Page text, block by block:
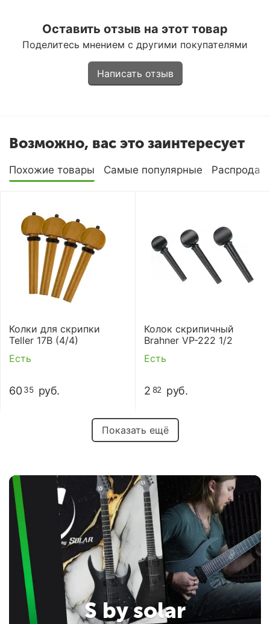
Оставить отзыв на этот товар
Поделитесь мнением с другими покупателями
Написать отзыв
Возможно, вас это заинтересует
Похожие товары Самые популярные
Колки для скрипки
Teller 17B (4/4)
Есть
60 35 руб.
Колок скрипичный
Brahner VP-222 1/2
Есть
2 82 руб.
Показать ещё
S by solar